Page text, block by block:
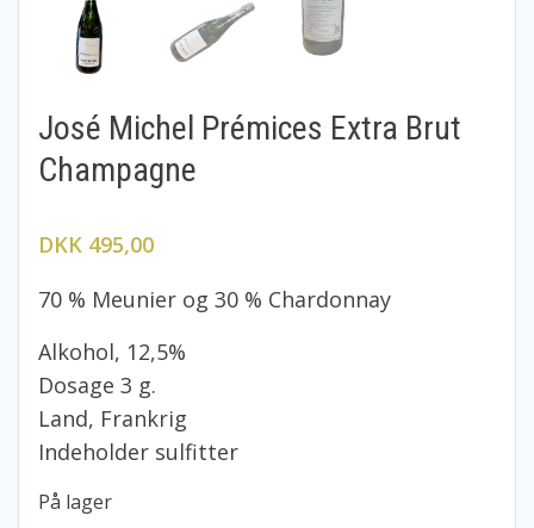
José Michel Prémices Extra Brut
Champagne
DKK 495,00
70 % Meunier og 30 % Chardonnay
Alkohol, 12,5%
Dosage 3 g.
Land, Frankrig
Indeholder sulfitter
På lager